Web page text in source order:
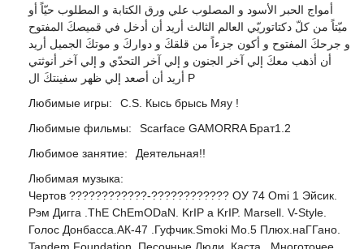
أمواج الحبر الأسود و المصلوب علي ورق الكتابة و المطلوب حيّاً أو
ميّتاً من كلّ دكتاتوريّي العالم الثالث أريد أن أدخل في قميصكَ المفتوح
و جرحكَ المفتوح و أكون جزءاً من قلقكَ و دواركَ و موتكَ الجميل أريد
أن أذهب معكَ إلي آخر الجنون و إلي آخر التحدّي و إلي آخر أنوثتي
أريد أن أصعد إلي ظهر سفينتكَ ال Р
Любимые игры:
C.S. Кысь брысь Мяу !
Любимые фильмы:
Scarface GAMORRA Брат1.2
Любимое занятие:
Деятельная!!
Любимая музыка:
Чертов ????????????-???????????? OУ 74 Omi 1 Эйсик.
Рэм Дигга .ThE ChEmODaN. KrIP a KrIP. Marsell. V-Style.
Голос Донбасса.АК-47 .Гуфчик.Smoki Mo.5 Плюх.наГГано.